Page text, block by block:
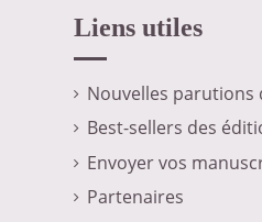
Liens utiles
Nouvelles parutions
Best-sellers des
Envoyer vos
Partenaires